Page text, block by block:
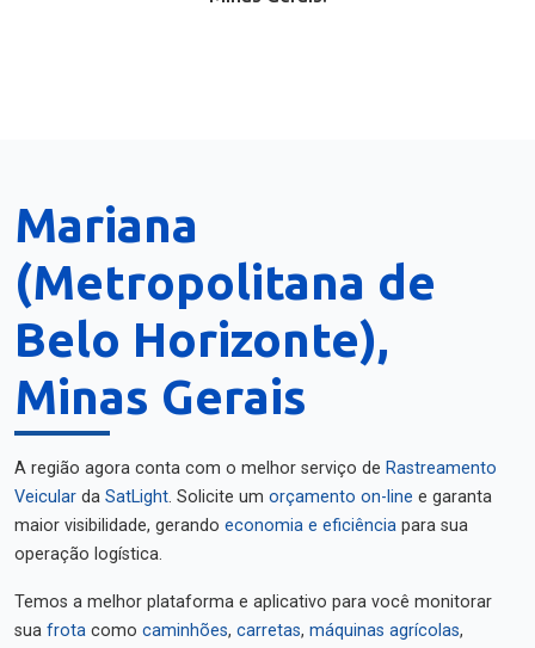
Mariana
(Metropolitana de
Belo Horizonte),
Minas Gerais
A região agora conta com o melhor serviço de Rastreamento
Veicular da SatLight. Solicite um orçamento on-line e garanta
maior visibilidade, gerando economia e eficiência para sua
operação logística.
Temos a melhor plataforma e aplicativo para você monitorar
sua frota como caminhões, carretas, máquinas agrícolas,